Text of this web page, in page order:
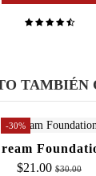
TAMBIÉN
-30%
$21.00 $30.00